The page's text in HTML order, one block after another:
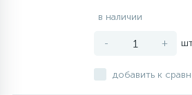
в наличии
- +
добавить к